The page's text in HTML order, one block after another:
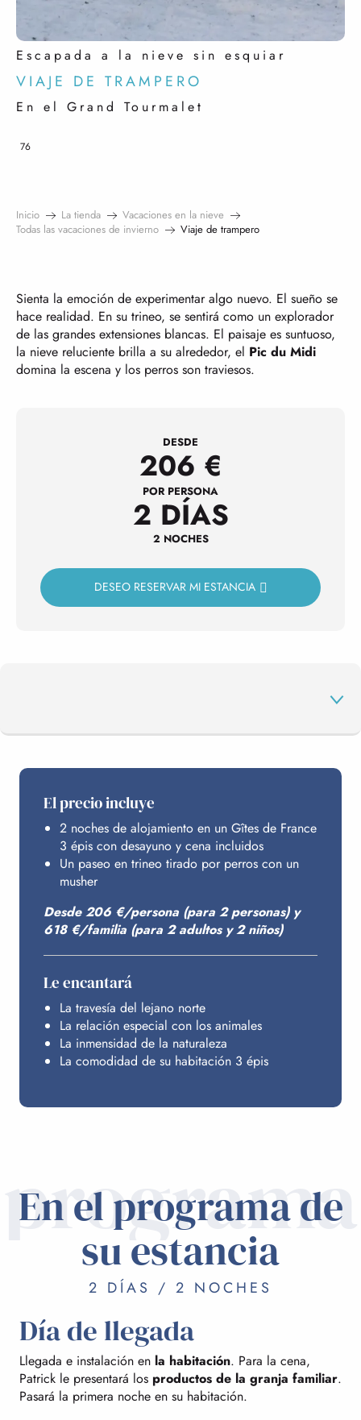
Escapada a la nieve sin esquiar
VIAJE DE TRAMPERO
En el Grand Tourmalet
76
Inicio La tienda
Vacaciones en la nieve
Todas las vacaciones de invierno
Viaje de trampero
Sienta la emoción de experimentar algo nuevo. El sueño se
hace realidad. En su trineo, se sentirá como un explorador
de las grandes extensiones blancas. El paisaje es suntuoso,
la nieve reluciente brilla a su alrededor, el Pic du Midi
domina la escena y los perros son traviesos.
DESDE
206 €
POR PERSONA
2 DÍAS
2 NOCHES
DESEO RESERVAR MI ESTANCIA
ALOJAMIENTO
El precio incluye
2 noches de alojamiento en un Gîtes de France
3 épis con desayuno y cena incluidos
Un paseo en trineo tirado por perros con un
musher
Desde 206 €/persona (para 2 personas) y
618 €/familia (para 2 adultos y 2 niños)
Le encantará
La travesía del lejano norte
La relación especial con los animales
La inmensidad de la naturaleza
La comodidad de su habitación 3 épis
programa
En el programa de
su estancia
2 DÍAS / 2 NOCHES
Día de llegada
Llegada e instalación en la habitación. Para la cena,
Patrick le presentará los productos de la granja familiar.
Pasará la primera noche en su habitación.